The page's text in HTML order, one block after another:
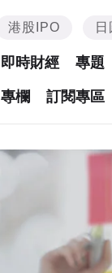
港股IPO 日
即時財經 專題
專欄 訂閱專區